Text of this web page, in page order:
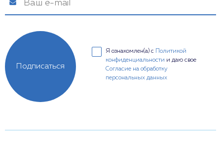
Я ознакомлен(а) с
Политикой
конфиденциальности и даю свое
Согласие на обработку
персональных данных
Подписаться